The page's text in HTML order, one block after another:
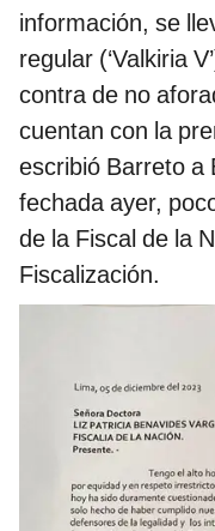
información, se
regular (‘Valkiria
contra de no
cuentan con la
escribió Barreto a
fechada ayer,
de la Fiscal de la
Fiscalización.